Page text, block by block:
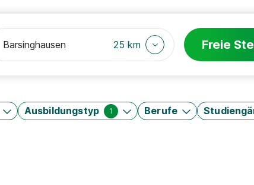
25 km Freie
Ausbildungstyp 1 Berufe